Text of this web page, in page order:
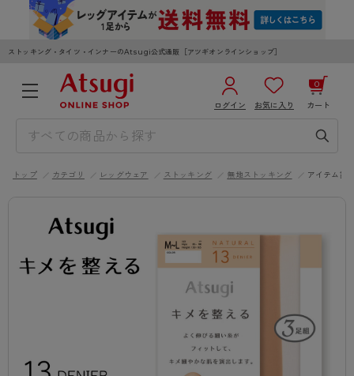
ストッキング・タイツ・インナーのAtsugi公式通販［アツギオンラインショップ］
ログイン お気に入り カート
0
3,980円以上のご購入で送料無料
MEN KIDS
カテゴリから探す
トップ カテゴリ レッグウェア ストッキング 無地ストッキング アイテム詳